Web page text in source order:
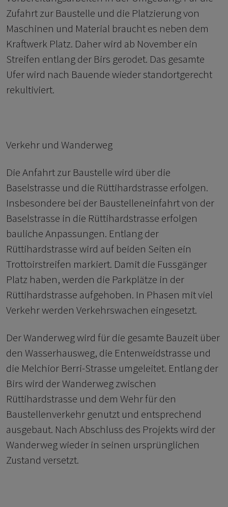
Zufahrt zur Baustelle und die Platzierung von
Maschinen und Material braucht es neben dem
Kraftwerk Platz. Daher wird ab November ein
Streifen entlang der Birs gerodet. Das gesamte
Ufer wird nach Bauende wieder standortgerecht
rekultiviert.
Verkehr und Wanderweg
Die Anfahrt zur Baustelle wird über die
Baselstrasse und die Rüttihardstrasse erfolgen.
Insbesondere bei der Baustelleneinfahrt von der
Baselstrasse in die Rüttihardstrasse erfolgen
bauliche Anpassungen. Entlang der
Rüttihardstrasse wird auf beiden Seiten ein
Trottoirstreifen markiert. Damit die Fussgänger
Platz haben, werden die Parkplätze in der
Rüttihardstrasse aufgehoben. In Phasen mit viel
Verkehr werden Verkehrswachen eingesetzt.
Der Wanderweg wird für die gesamte Bauzeit über
den Wasserhausweg, die Entenweidstrasse und
die Melchior Berri-Strasse umgeleitet. Entlang der
Birs wird der Wanderweg zwischen
Rüttihardstrasse und dem Wehr für den
Baustellenverkehr genutzt und entsprechend
ausgebaut. Nach Abschluss des Projekts wird der
Wanderweg wieder in seinen ursprünglichen
Zustand versetzt.